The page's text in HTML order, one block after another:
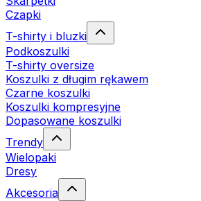
Czapki
T-shirty i bluzki
Podkoszulki
T-shirty oversize
Koszulki z długim rękawem
Czarne koszulki
Koszulki kompresyjne
Dopasowane koszulki
Trendy
Wielopaki
Dresy
Akcesoria